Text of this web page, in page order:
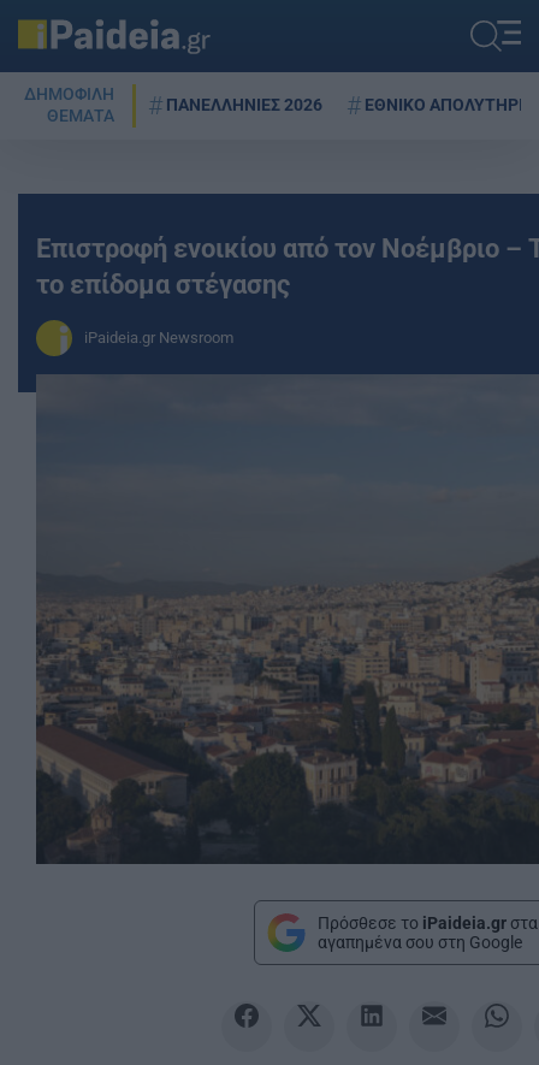
ΔΗΜΟΦΙΛΗ
ΘΕΜΑΤΑ
ΠΑΝΕΛΛΗΝΙΕΣ 2026 ΕΘΝΙΚΟ ΑΠΟΛΥΤΗΡΙΟ
Επιστροφή ενοικίου από τον Νοέμβριο –
το επίδομα στέγασης
iPaideia.gr Newsroom
Πρόσθεσε το iPaideia.gr στα
αγαπημένα σου στη Google